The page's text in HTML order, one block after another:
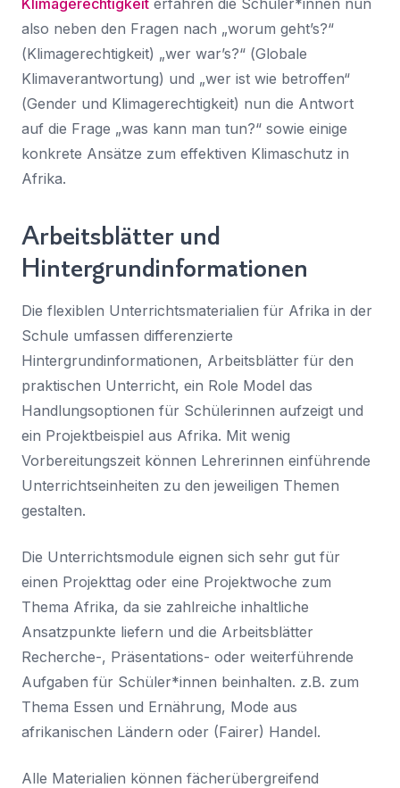
also neben den Fragen nach „worum geht’s?“
(Klimagerechtigkeit) „wer war’s?“ (Globale
Klimaverantwortung) und „wer ist wie betroffen“
(Gender und Klimagerechtigkeit) nun die Antwort
auf die Frage „was kann man tun?“ sowie einige
konkrete Ansätze zum effektiven Klimaschutz in
Afrika.
Arbeitsblätter und
Hintergrundinformationen
Die flexiblen Unterrichtsmaterialien für Afrika in der
Schule umfassen differenzierte
Hintergrundinformationen, Arbeitsblätter für den
praktischen Unterricht, ein Role Model das
Handlungsoptionen für Schülerinnen aufzeigt und
ein Projektbeispiel aus Afrika. Mit wenig
Vorbereitungszeit können Lehrerinnen einführende
Unterrichtseinheiten zu den jeweiligen Themen
gestalten.
Die Unterrichtsmodule eignen sich sehr gut für
einen Projekttag oder eine Projektwoche zum
Thema Afrika, da sie zahlreiche inhaltliche
Ansatzpunkte liefern und die Arbeitsblätter
Recherche-, Präsentations- oder weiterführende
Aufgaben für Schüler*innen beinhalten. z.B. zum
Thema Essen und Ernährung, Mode aus
afrikanischen Ländern oder (Fairer) Handel.
Alle Materialien können fächerübergreifend